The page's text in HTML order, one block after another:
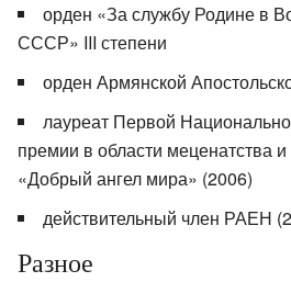
орден «За службу Родине в
СССР» III степени
орден Армянской
лауреат Первой
премии в области меценатства и
«Добрый ангел мира» (2006)
действительный член РАЕН
Разное